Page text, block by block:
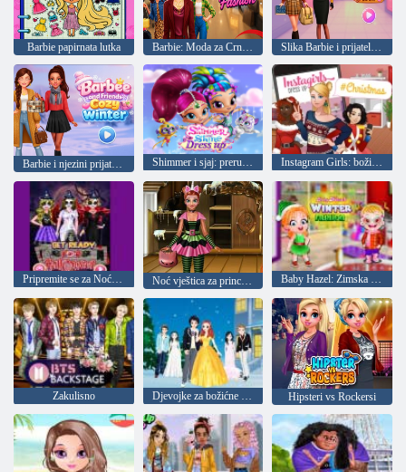
Barbie papirnata lutka Barbie: Moda za Crni petak Slika Barbie i prijatelja štrebera
Shimmer i sjaj: prerušiti Instagram Girls: božićna odjeća
Pripremite se za Noć vještica Noć vještica za princezu Baby Hazel: Zimska moda
Zakulisno Djevojke za božićne zabave Hipsteri vs Rockersi